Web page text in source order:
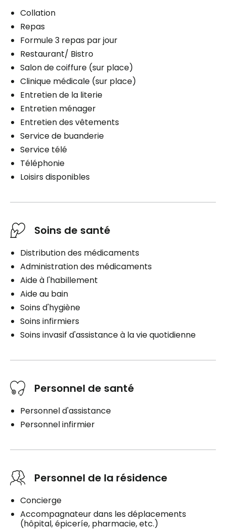
Collation
Repas
Formule 3 repas par jour
Restaurant/ Bistro
Salon de coiffure (sur place)
Clinique médicale (sur place)
Entretien de la literie
Entretien ménager
Entretien des vêtements
Service de buanderie
Service télé
Téléphonie
Loisirs disponibles
Soins de santé
Distribution des médicaments
Administration des médicaments
Aide à l'habillement
Aide au bain
Soins d'hygiène
Soins infirmiers
Soins invasif d'assistance à la vie quotidienne
Personnel de santé
Personnel d'assistance
Personnel infirmier
Personnel de la résidence
Concierge
Accompagnateur dans les déplacements
(hôpital, épiceríe, pharmacie, etc.)